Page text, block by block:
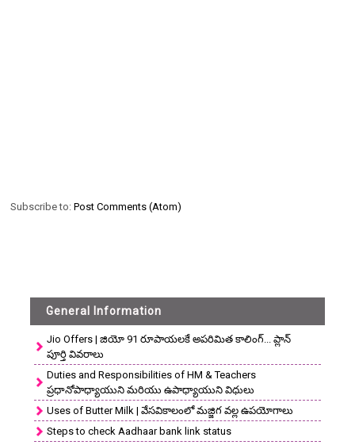
Subscribe to:Post Comments (Atom)
General Information
Jio Offers | జియో 91 రూపాయలకే అపరిమిత కాలింగ్... ప్లాన్
పూర్తి వివరాలు
Duties and Responsibilities of HM & Teachers
ప్రధానోపాధ్యాయుని మరియు ఉపాధ్యాయుని విధులు
Uses of Butter Milk | వేసవికాలంలో మజ్జిగ వల్ల ఉపయోగాలు
Steps to check Aadhaar bank link status